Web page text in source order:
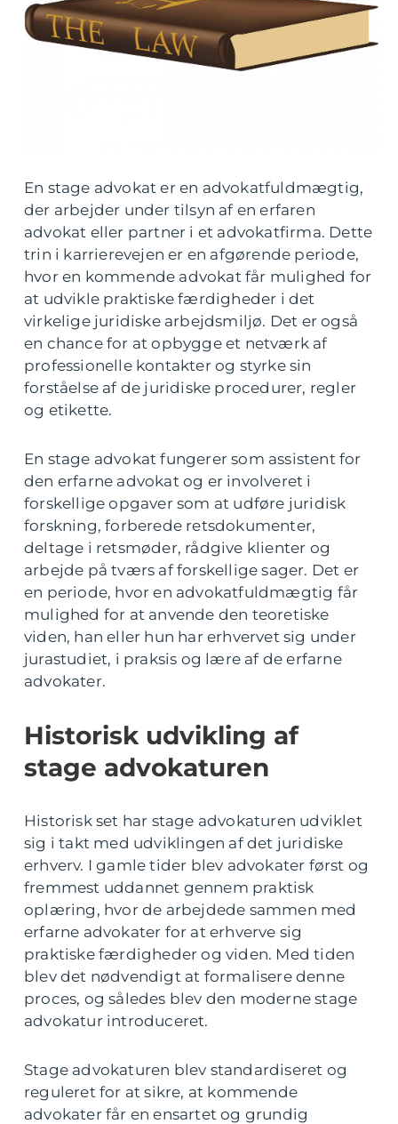
En stage advokat er en advokatfuldmægtig,
der arbejder under tilsyn af en erfaren
advokat eller partner i et advokatfirma. Dette
trin i karrierevejen er en afgørende periode,
hvor en kommende advokat får mulighed for
at udvikle praktiske færdigheder i det
virkelige juridiske arbejdsmiljø. Det er også
en chance for at opbygge et netværk af
professionelle kontakter og styrke sin
forståelse af de juridiske procedurer, regler
og etikette.
En stage advokat fungerer som assistent for
den erfarne advokat og er involveret i
forskellige opgaver som at udføre juridisk
forskning, forberede retsdokumenter,
deltage i retsmøder, rådgive klienter og
arbejde på tværs af forskellige sager. Det er
en periode, hvor en advokatfuldmægtig får
mulighed for at anvende den teoretiske
viden, han eller hun har erhvervet sig under
jurastudiet, i praksis og lære af de erfarne
advokater.
Historisk udvikling af
stage advokaturen
Historisk set har stage advokaturen udviklet
sig i takt med udviklingen af det juridiske
erhverv. I gamle tider blev advokater først og
fremmest uddannet gennem praktisk
oplæring, hvor de arbejdede sammen med
erfarne advokater for at erhverve sig
praktiske færdigheder og viden. Med tiden
blev det nødvendigt at formalisere denne
proces, og således blev den moderne stage
advokatur introduceret.
Stage advokaturen blev standardiseret og
reguleret for at sikre, at kommende
advokater får en ensartet og grundig